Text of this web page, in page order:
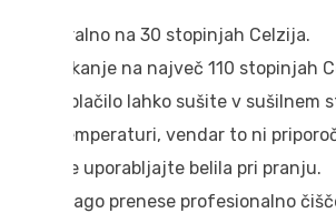
Pralno na 30 stopinjah Celzija.
Likanje na največ 110 stopinjah
Oblačilo lahko sušite v sušilnem
temperaturi, vendar to ni
Ne uporabljajte belila pri pranju.
Blago prenese profesionalno